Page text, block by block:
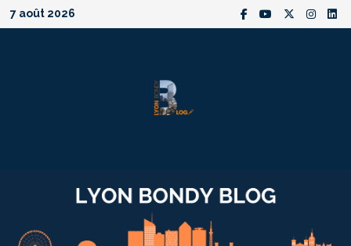
Passer
au
7 août 2026